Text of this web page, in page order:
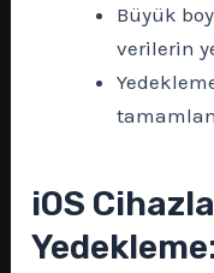
Büyük
verilerin
iOS